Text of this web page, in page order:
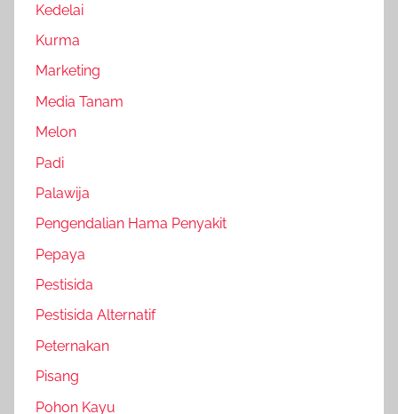
Kedelai
Kurma
Marketing
Media Tanam
Melon
Padi
Palawija
Pengendalian Hama Penyakit
Pepaya
Pestisida
Pestisida Alternatif
Peternakan
Pisang
Pohon Kayu